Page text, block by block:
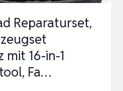
Reparaturset,
mit 16-in-1
Fa…